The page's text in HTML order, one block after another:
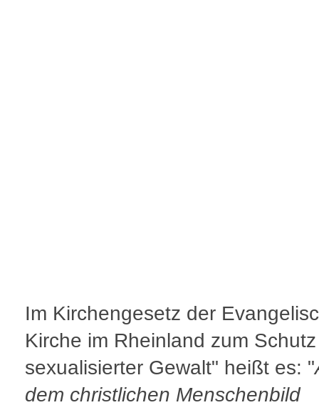
Im Kirchengesetz der
Kirche im Rheinland zum
sexualisierter Gewalt" heißt es: "
dem christlichen Menschenbild